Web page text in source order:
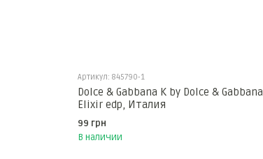
Артикул: 845790-1
Dolce & Gabbana K by Dolce & Gabbana
Elixir edp, Италия
99 грн
В наличии